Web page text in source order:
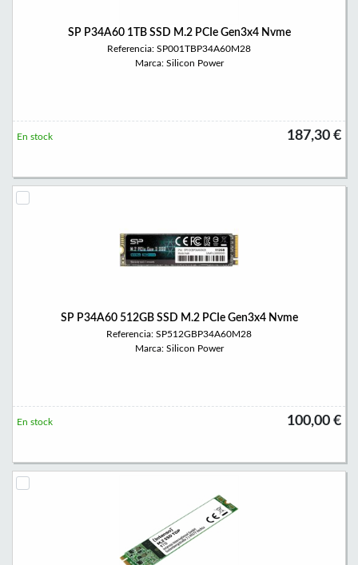
SP P34A60 1TB SSD M.2 PCIe Gen3x4 Nvme
Referencia: SP001TBP34A60M28
Marca: Silicon Power
187,30 €
En stock
SP P34A60 512GB SSD M.2 PCIe Gen3x4 Nvme
Referencia: SP512GBP34A60M28
Marca: Silicon Power
100,00 €
En stock